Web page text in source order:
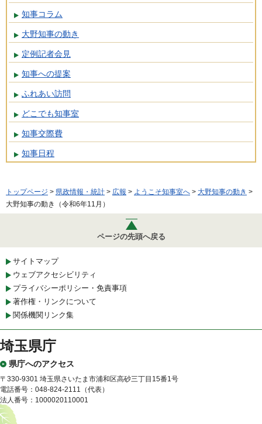
知事コラム
大野知事の動き
定例記者会見
知事への提案
ふれあい訪問
どこでも知事室
知事交際費
知事日程
トップページ > 県政情報・統計 > 広報 > ようこそ知事室へ > 大野知事の動き >
大野知事の動き（令和6年11月）
ページの先頭へ戻る
サイトマップ
ウェブアクセシビリティ
プライバシーポリシー・免責事項
著作権・リンクについて
関係機関リンク集
埼玉県庁
県庁へのアクセス
〒330-9301 埼玉県さいたま市浦和区高砂三丁目15番1号
電話番号：048-824-2111（代表）
法人番号：1000020110001